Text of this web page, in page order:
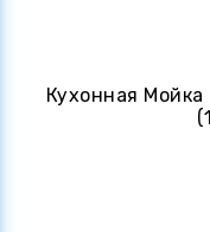
Кухонная Мойка